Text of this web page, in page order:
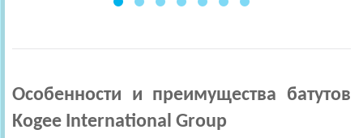
Особенности и преимущества батутов
Kogee International Group